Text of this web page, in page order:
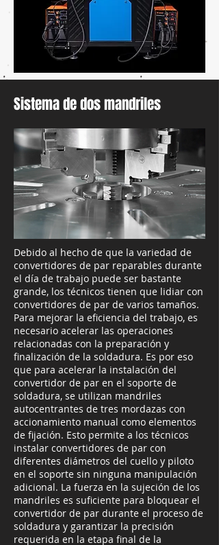
​Sistema de dos mandriles
Debido al hecho de que la variedad de
convertidores de par reparables durante
el día de trabajo puede ser bastante
grande, los técnicos tienen que lidiar con
convertidores de par de varios tamaños.
Para mejorar la eficiencia del trabajo, es
necesario acelerar las operaciones
relacionadas con la preparación y
finalización de la soldadura. Es por eso
que para acelerar la instalación del
convertidor de par en el soporte de
soldadura, se utilizan mandriles
autocentrantes de tres mordazas con
accionamiento manual como elementos
de fijación. Esto permite a los técnicos
instalar convertidores de par con
diferentes diámetros del cuello y piloto
en el soporte sin ninguna manipulación
adicional. La fuerza en la sujeción de los
mandriles es suficiente para bloquear el
convertidor de par durante el proceso de
soldadura y garantizar la precisión
requerida en la etapa final de la